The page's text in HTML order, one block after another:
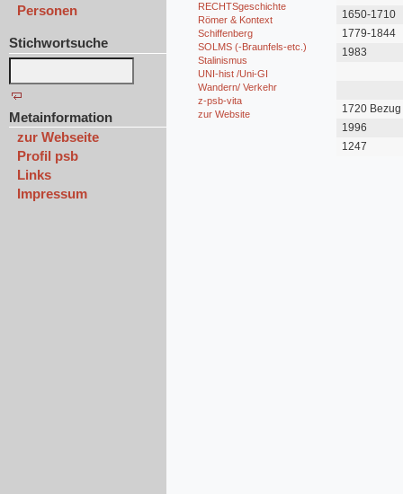
Personen
Stichwortsuche
Metainformation
zur Webseite
Profil psb
Links
Impressum
RECHTSgeschichte
Römer & Kontext
Schiffenberg
SOLMS (-Braunfels-etc.)
Stalinismus
UNI-hist /Uni-GI
Wandern/ Verkehr
z-psb-vita
zur Website
1650-1710
1779-1844
1983
1720
1996
1247